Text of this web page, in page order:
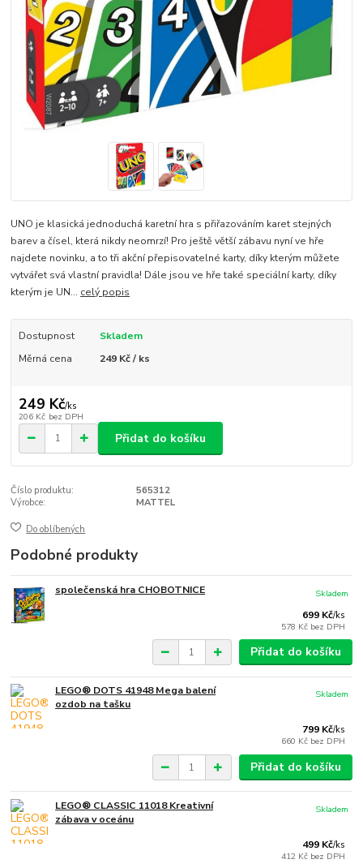
UNO je klasická jednoduchá karetní hra s přiřazováním karet stejných
barev a čísel, která nikdy neomrzí! Pro ještě větší zábavu nyní ve hře
najdete novinku, a to tři akční přepisovatelné karty, díky kterým můžete
vytvářet svá vlastní pravidla! Dále jsou ve hře také speciální karty, díky
kterým je UN... celý popis
Dostupnost
Skladem
Měrná cena
249 Kč / ks
249 Kč/ks
206 Kč bez DPH
Přidat do košíku
Číslo produktu:
565312
Výrobce:
MATTEL
Do oblíbených
Podobné produkty
společenská hra CHOBOTNICE
699 Kč/ks
578 Kč bez DPH
Skladem
Přidat do košíku
LEGO® DOTS 41948 Mega balení
ozdob na tašku
799 Kč/ks
660 Kč bez DPH
Skladem
Přidat do košíku
LEGO® CLASSIC 11018 Kreativní
zábava v oceánu
499 Kč/ks
412 Kč bez DPH
Skladem